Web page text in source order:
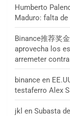
Humberto
Maduro: falta
Binance推荐奖金
aprovecha los
arremeter
binance en
testaferro Alex
jkl en Subasta